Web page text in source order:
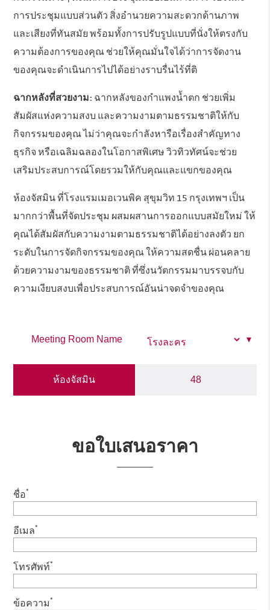
การประชุมแบบส่วนตัว สิ่งอำนวยความสะดวกด้านภาพ
และเสียงที่ทันสมัย พร้อมทั้งการปรับรูปแบบที่นั่งให้ตรงกับ
ความต้องการของคุณ ช่วยให้คุณมั่นใจได้ว่าการจัดงาน
ของคุณจะดำเนินการไปได้อย่างราบรื่นไร้ที่ติ
ฉากหลังที่สวยงาม: ฉากหลังของกำแพงน้ำตก ช่วยเพิ่ม
สัมผัสแห่งความสงบ และความงามตามธรรมชาติให้กับ
กิจกรรมของคุณ ไม่ว่าคุณจะกำลังหารือเรื่องสำคัญทาง
ธุรกิจ หรือเฉลิมฉลองในโอกาสพิเศษ วิวทิวทัศน์จะช่วย
เสริมประสบการณ์โดยรวมให้กับคุณและแขกของคุณ
ห้องจัสมิน ที่โรงแรมเมอเวนพิค สุขุมวิท 15 กรุงเทพฯ เป็น
มากกว่าพื้นที่จัดประชุม ผสมผสานการออกแบบสมัยใหม่ ให้
คุณได้สัมผัสกับความงามตามธรรมชาติได้อย่างลงตัว ยก
ระดับในการจัดกิจกรรมของคุณ ให้ความสดชื่น ผ่อนคลาย
ด้วยความงามของธรรมชาติ ที่ซึ่งนวัตกรรมมาบรรจบกับ
ความเงียบสงบเพื่อประสบการณ์อันน่าจดจำของคุณ
Meeting Room Name
ห้องจัสมิน 48
ขอใบเสนอราคา
ชื่อ*
อีเมล*
โทรศัพท์*
ข้อความ*